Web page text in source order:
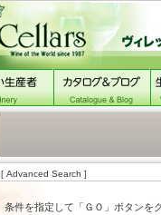
[ Advanced Search ]
条件を指定して「ＧＯ」ボタンを